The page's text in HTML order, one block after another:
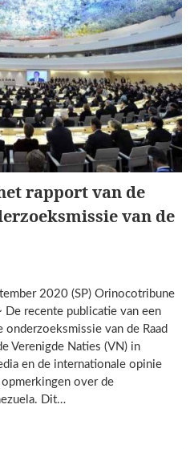
rapport van de
van de
2020 (SP) Orinocotribune
recente publicatie van een
van de Raad
Verenigde Naties (VN) in
en de internationale opinie
over de
Dit…